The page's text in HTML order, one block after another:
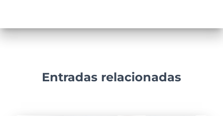
Entradas relacionadas